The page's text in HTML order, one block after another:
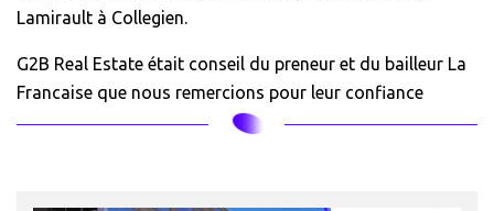
Lamirault à Collegien.
G2B Real Estate était conseil du preneur et du bailleur La
Francaise que nous remercions pour leur confiance